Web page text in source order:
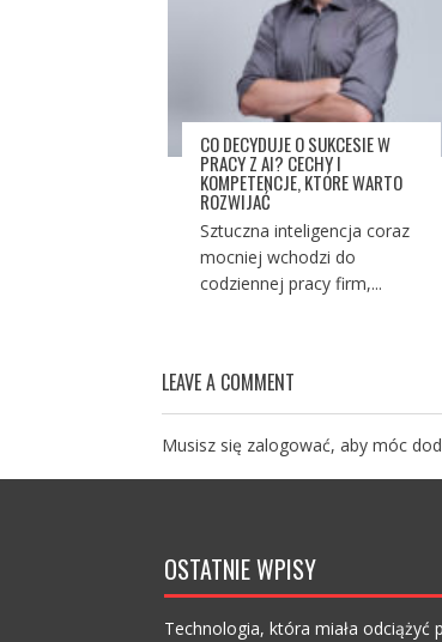
CO DECYDUJE O SUKCESIE W
PRACY Z AI? CECHY I
KOMPETENCJE, KTÓRE WARTO
ROZWIJAĆ
Sztuczna inteligencja coraz
mocniej wchodzi do
codziennej pracy firm,...
LEAVE A COMMENT
Musisz się zalogować, aby móc
OSTATNIE WPISY
Technologia, która miała